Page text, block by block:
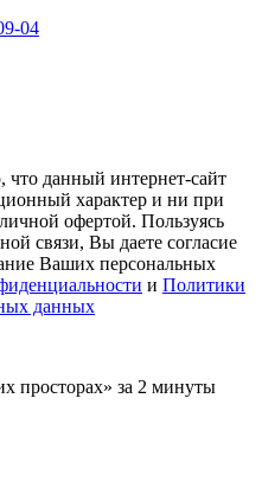
04
данный интернет-сайт
характер и ни при
офертой. Пользуясь
связи, Вы даете согласие
Ваших персональных
и Политики
данных
просторах» за 2 минуты